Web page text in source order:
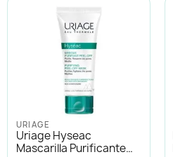
Salud
Salud
URIAGE
Uriage Hyseac
Mascarilla Purificante